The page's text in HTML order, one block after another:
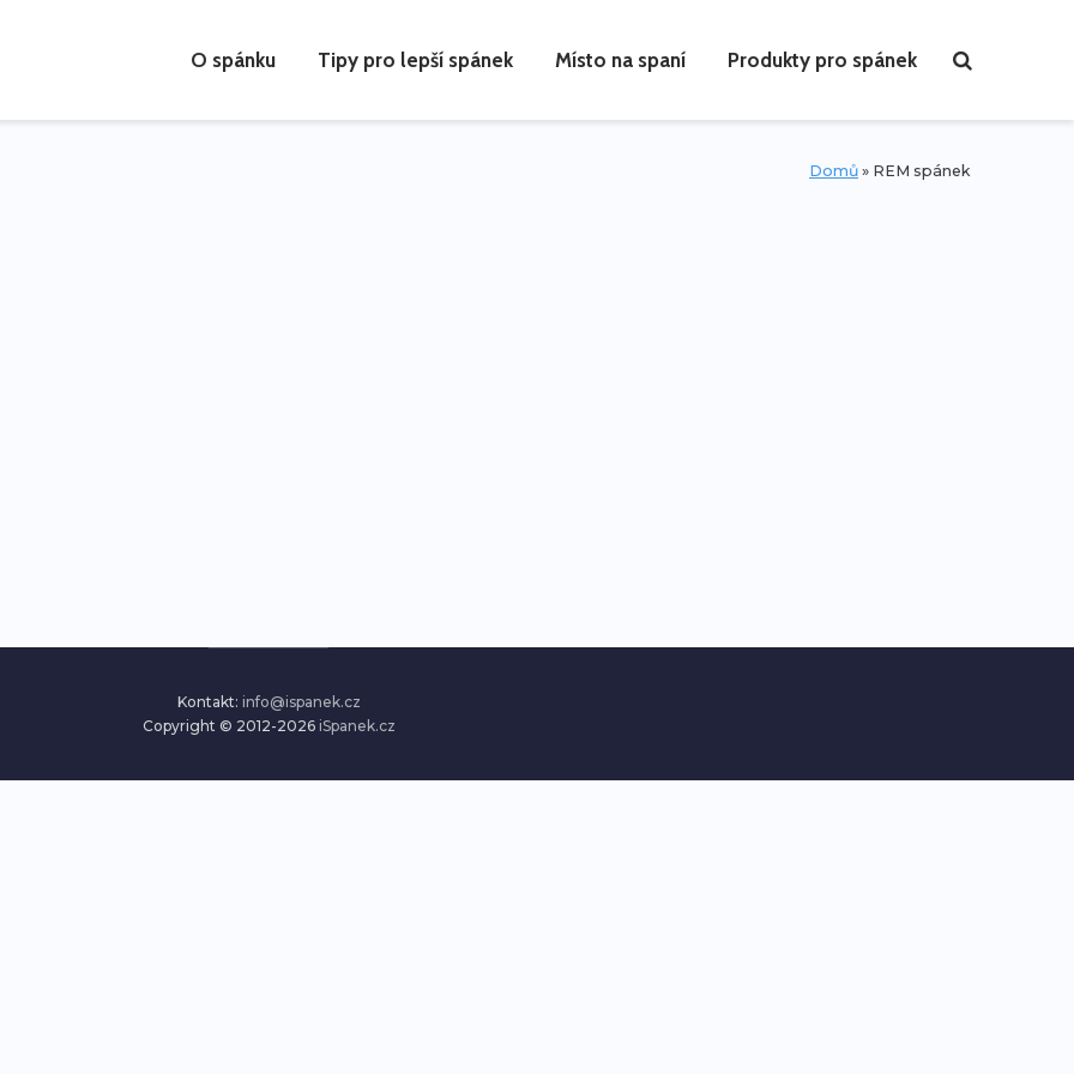
O spánku Tipy pro lepší spánek Místo na spaní Produkty pro spánek
Domů » REM spánek
Kontakt: info@ispanek.cz
Copyright © 2012-2026 iSpanek.cz